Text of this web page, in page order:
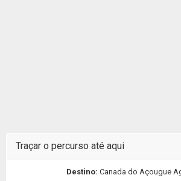
Traçar o percurso até aqui
Destino: Canada do Açougue